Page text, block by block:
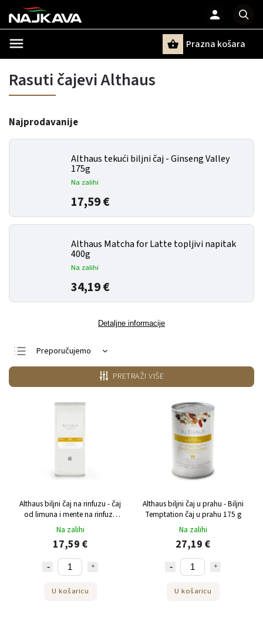
Prazna košara
Rasuti čajevi Althaus
Najprodavanije
Althaus tekući biljni čaj - Ginseng Valley
175g
Na zalihi
17,59 €
Althaus Matcha for Latte topljivi napitak
400g
Na zalihi
34,19 €
Detaljne informacije
Preporučujemo
Najjeftiniji
Najskuplji
Najprodavanije
Po abecedi
PRETRAŽI VIŠE
Althaus biljni čaj na rinfuzu - čaj
od limuna i mente na rinfuzu
150 g
Na zalihi
17,59 €
U košaricu
Althaus biljni čaj u prahu - Biljni
Temptation čaj u prahu 175 g
Na zalihi
27,19 €
U košaricu